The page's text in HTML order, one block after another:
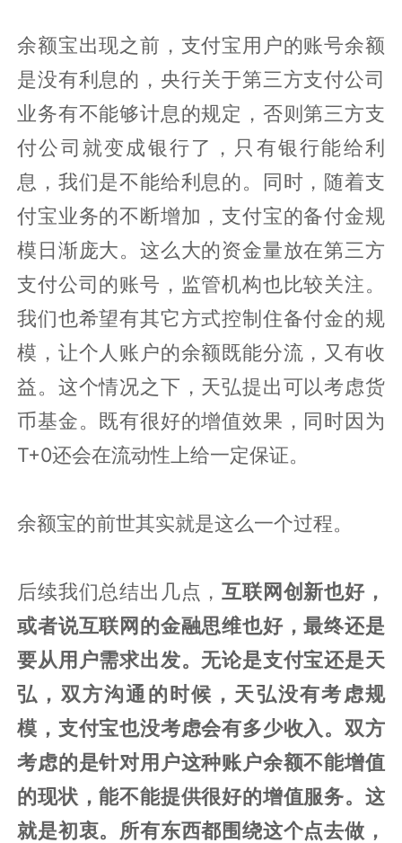
余额宝出现之前，支付宝用户的账号余额
是没有利息的，央行关于第三方支付公司
业务有不能够计息的规定，否则第三方支
付公司就变成银行了，只有银行能给利
息，我们是不能给利息的。同时，随着支
付宝业务的不断增加，支付宝的备付金规
模日渐庞大。这么大的资金量放在第三方
支付公司的账号，监管机构也比较关注。
我们也希望有其它方式控制住备付金的规
模，让个人账户的余额既能分流，又有收
益。这个情况之下，天弘提出可以考虑货
币基金。既有很好的增值效果，同时因为
T+0还会在流动性上给一定保证。
余额宝的前世其实就是这么一个过程。
后续我们总结出几点，互联网创新也好，
或者说互联网的金融思维也好，最终还是
要从用户需求出发。无论是支付宝还是天
弘，双方沟通的时候，天弘没有考虑规
模，支付宝也没考虑会有多少收入。双方
考虑的是针对用户这种账户余额不能增值
的现状，能不能提供很好的增值服务。这
就是初衷。所有东西都围绕这个点去做，